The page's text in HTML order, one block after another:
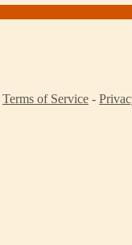
Terms of Service -